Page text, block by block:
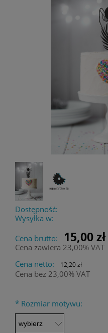
Dostępność:
Wysyłka w:
Cena brutto:
15,00 zł
Cena zawiera 23,00% VAT
Cena netto:
12,20 zł
Cena bez 23,00% VAT
* Rozmiar motywu: